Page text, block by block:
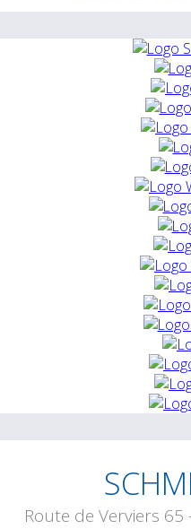
Route de Verviers 65